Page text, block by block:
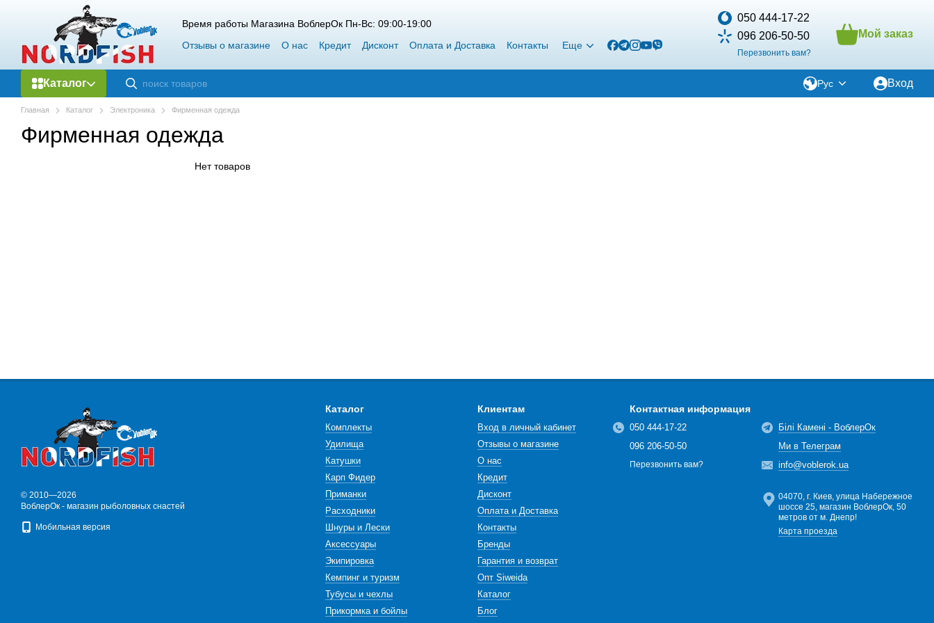
Перейти к основному контенту
Время работы Магазина ВоблерОк Пн-Вс: 09:00-19:00
Отзывы о магазине
О нас Кредит Дисконт Оплата и Доставка Контакты Еще
050 444-17-22
096 206-50-50
Перезвонить вам?
Мой заказ
Каталог Рус Вход
Главная Каталог Электроника Фирменная одежда
Фирменная одежда
Нет товаров
© 2010—2026
ВоблерОк - магазин рыболовных снастей
Мобильная версия
Каталог
Комплекты
Удилища
Катушки
Карп Фидер
Приманки
Расходники
Шнуры и Лески
Аксессуары
Экипировка
Кемпинг и туризм
Тубусы и чехлы
Прикормка и бойлы
Клиентам
Вход в личный кабинет
Отзывы о магазине
О нас
Кредит
Дисконт
Оплата и Доставка
Контакты
Бренды
Гарантия и возврат
Опт Siweida
Каталог
Блог
Контактная информация
050 444-17-22
096 206-50-50
Перезвонить вам?
Білі Камені - ВоблерОк
Ми в Телеграм
info@voblerok.ua
04070, г. Киев, улица Набережное
шоссе 25, магазин ВоблерОк, 50
метров от м. Днепр!
Карта проезда